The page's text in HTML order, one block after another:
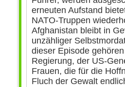
erneuten Aufstand
NATO-Truppen
Afghanistan bleibt in
unzähliger
dieser Episode
Regierung, der US-
Frauen, die für die
Fluch der Gewalt